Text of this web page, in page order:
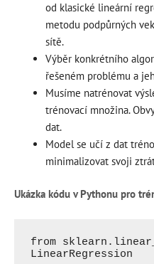
od klasické lineární
metodu podpůrných
sítě.
Výběr konkrétního
řešeném problému a
Musíme natrénovat
trénovací množina.
dat.
Model se učí z dat
minimalizovat svoji
Ukázka kódu v Pythonu pro
from
LinearRegression